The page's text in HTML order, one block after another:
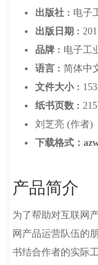
出版社 : 电子
出版日期 :
品牌 : 电子工
语言 : 简体中
文件大小 :
纸书页数 :
刘芝亮 (作者)
下载格式：
产品简介
为了帮助对互联网
网产品运营队伍的
书结合作者的实际